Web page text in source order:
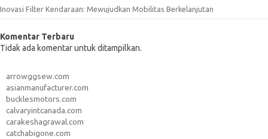
Inovasi Filter Kendaraan: Mewujudkan Mobilitas Berkelanjutan
Komentar Terbaru
Tidak ada komentar untuk ditampilkan.
arrowggsew.com
asianmanufacturer.com
bucklesmotors.com
calvaryintcanada.com
carakeshagrawal.com
catchabigone.com